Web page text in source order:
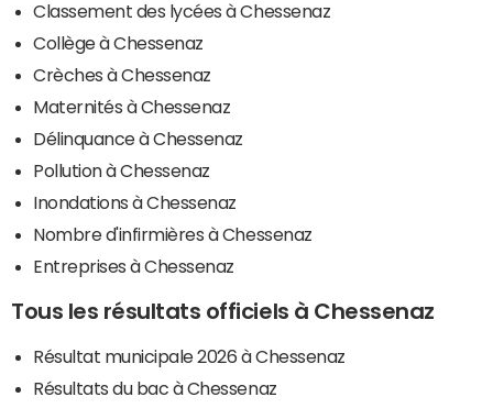
Classement des lycées à Chessenaz
Collège à Chessenaz
Crèches à Chessenaz
Maternités à Chessenaz
Délinquance à Chessenaz
Pollution à Chessenaz
Inondations à Chessenaz
Nombre d'infirmières à Chessenaz
Entreprises à Chessenaz
Tous les résultats officiels à Chessenaz
Résultat municipale 2026 à Chessenaz
Résultats du bac à Chessenaz